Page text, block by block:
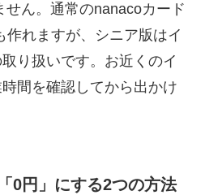
せん。通常のnanacoカード
作れますが、シニア版はイ
り扱いです。お近くのイ
間を確認してから出かけ
0円」にする2つの方法